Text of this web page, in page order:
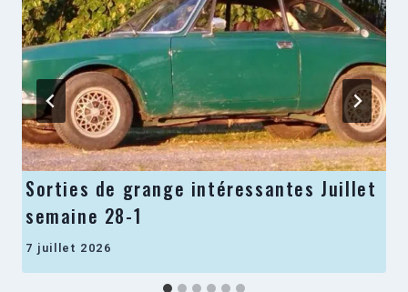
Sorties de grange intéressantes Juillet
semaine 28-1
7 juillet 2026